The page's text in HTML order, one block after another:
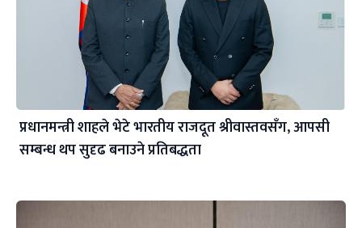
प्रधानमन्त्री शाहले भेटे भारतीय राजदूत श्रीवास्तवसँग, आपसी
सम्बन्ध थप सुदृढ बनाउने प्रतिबद्धता